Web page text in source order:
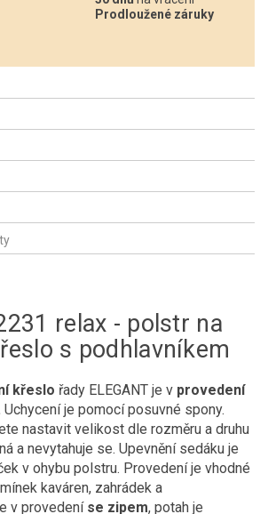
Prodloužené záruky
relax - polstr na
s podhlavníkem
křeslo řady ELEGANT je v provedení
Uchycení je pomocí posuvné spony.
nastavit velikost dle rozměru a druhu
a nevytahuje se. Upevnění sedáku je
v ohybu polstru. Provedení je vhodné
kaváren, zahrádek a
v provedení se zipem, potah je